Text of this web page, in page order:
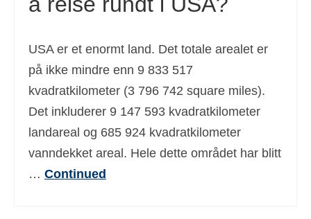
USA er et enormt land. Det totale arealet er
på ikke mindre enn 9 833 517
kvadratkilometer (3 796 742 square miles).
Det inkluderer 9 147 593 kvadratkilometer
landareal og 685 924 kvadratkilometer
vanndekket areal. Hele dette området har blitt
… Continued